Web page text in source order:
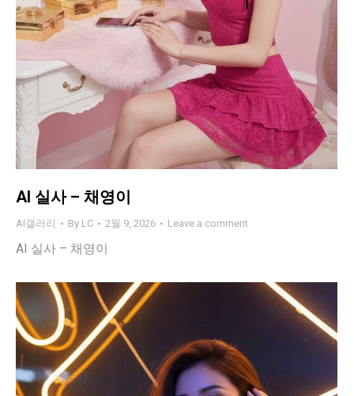
AI 실사 – 채영이
AI갤러리 By LC 2월 9, 2026 Leave a comment
AI 실사 – 채영이